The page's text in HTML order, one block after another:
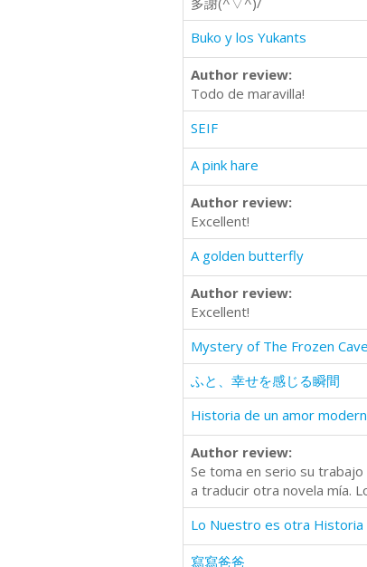
Buko y los Yukants
Author review:
Todo de maravilla!
SEIF
A pink hare
Author review:
Excellent!
A golden butterfly
Author review:
Excellent!
Mystery of The Frozen
ふと、幸せを感じる瞬間
Historia de un amor
Author review:
Se toma en serio su
a traducir otra novela mía.
Lo Nuestro es otra Historia
寫寫爸爸